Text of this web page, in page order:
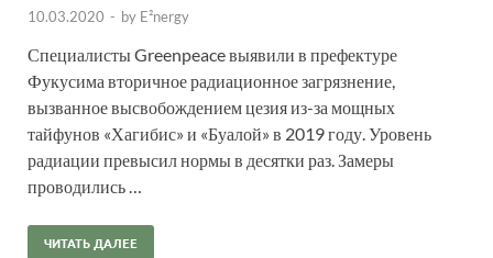
10.03.2020 - by E²nergy
Специалисты Greenpeace выявили в префектуре
Фукусима вторичное радиационное загрязнение,
вызванное высвобождением цезия из-за мощных
тайфунов «Хагибис» и «Буалой» в 2019 году. Уровень
радиации превысил нормы в десятки раз. Замеры
проводились …
ЧИТАТЬ ДАЛЕЕ